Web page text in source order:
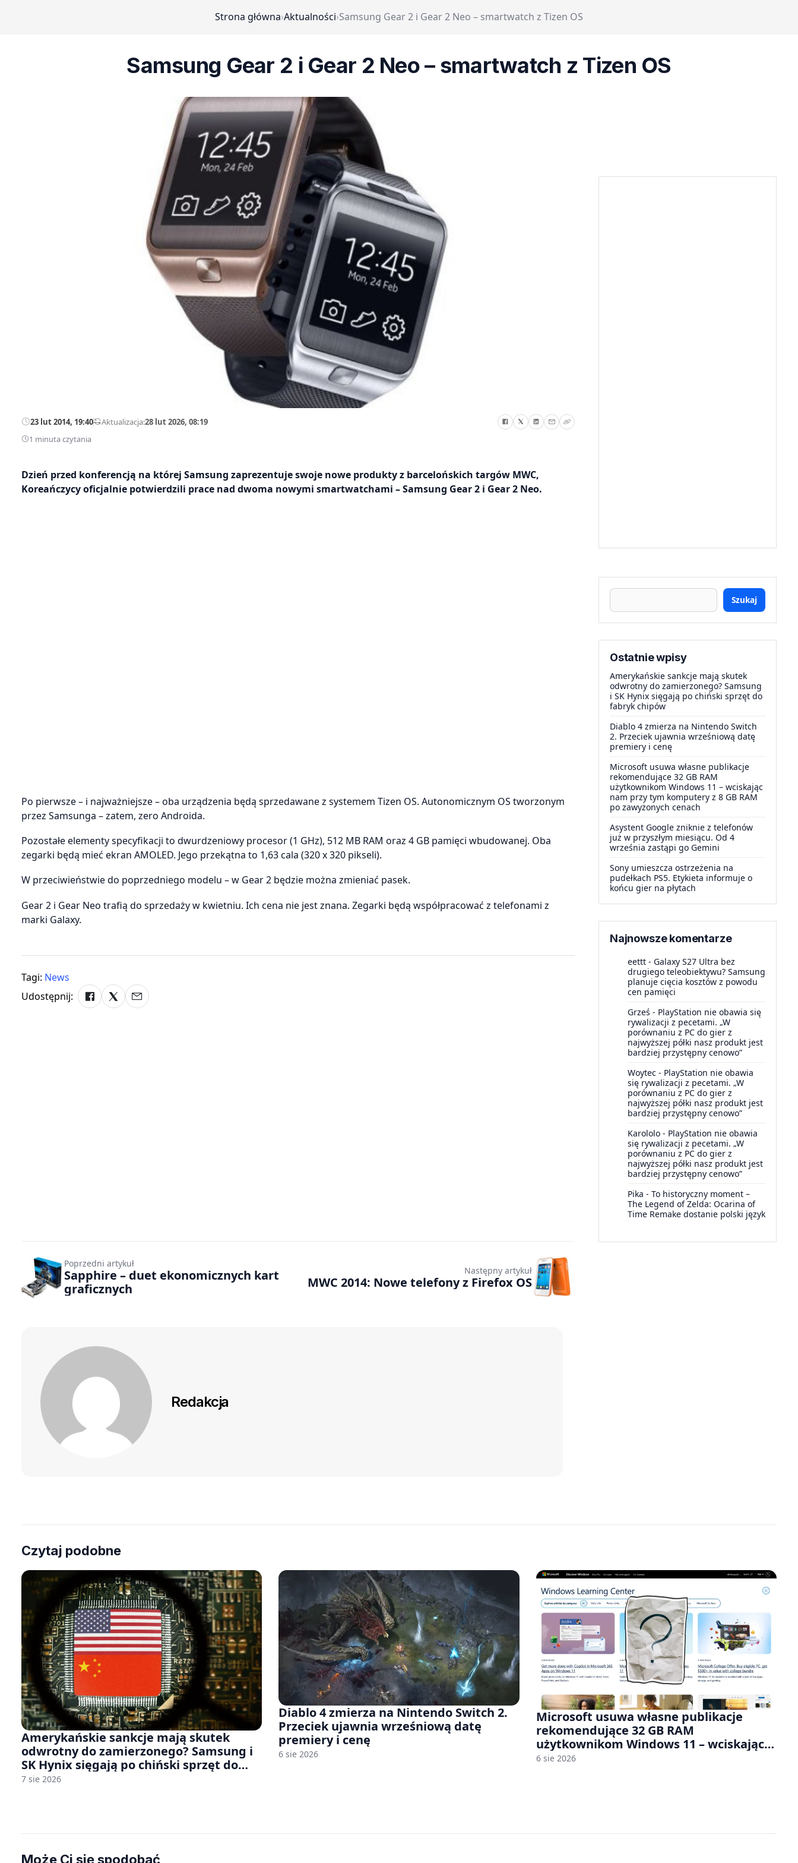
Strona główna›Aktualności›Samsung Gear 2 i Gear 2 Neo – smartwatch z Tizen OS
Samsung Gear 2 i Gear 2 Neo – smartwatch z Tizen OS
23 lut 2014, 19:40—Aktualizacja:28 lut 2026, 08:19
1 minuta czytania
Dzień przed konferencją na której Samsung zaprezentuje swoje nowe produkty z barcelońskich targów MWC,
Koreańczycy oficjalnie potwierdzili prace nad dwoma nowymi smartwatchami – Samsung Gear 2 i Gear 2 Neo.
Po pierwsze – i najważniejsze – oba urządzenia będą sprzedawane z systemem Tizen OS. Autonomicznym OS tworzonym
przez Samsunga – zatem, zero Androida.
Pozostałe elementy specyfikacji to dwurdzeniowy procesor (1 GHz), 512 MB RAM oraz 4 GB pamięci wbudowanej. Oba
zegarki będą mieć ekran AMOLED. Jego przekątna to 1,63 cala (320 x 320 pikseli).
W przeciwieństwie do poprzedniego modelu – w Gear 2 będzie można zmieniać pasek.
Gear 2 i Gear Neo trafią do sprzedaży w kwietniu. Ich cena nie jest znana. Zegarki będą współpracować z telefonami z
marki Galaxy.
Tagi: News
Udostępnij:
Szukaj
Ostatnie wpisy
Amerykańskie sankcje mają skutek
odwrotny do zamierzonego? Samsung
i SK Hynix sięgają po chiński sprzęt do
fabryk chipów
Diablo 4 zmierza na Nintendo Switch
2. Przeciek ujawnia wrześniową datę
premiery i cenę
Microsoft usuwa własne publikacje
rekomendujące 32 GB RAM
użytkownikom Windows 11 – wciskając
nam przy tym komputery z 8 GB RAM
po zawyżonych cenach
Asystent Google zniknie z telefonów
już w przyszłym miesiącu. Od 4
września zastąpi go Gemini
Sony umieszcza ostrzeżenia na
pudełkach PS5. Etykieta informuje o
końcu gier na płytach
Najnowsze komentarze
eettt - Galaxy S27 Ultra bez
drugiego teleobiektywu? Samsung
planuje cięcia kosztów z powodu
cen pamięci
Grześ - PlayStation nie obawia się
rywalizacji z pecetami. „W
porównaniu z PC do gier z
najwyższej półki nasz produkt jest
bardziej przystępny cenowo”
Woytec - PlayStation nie obawia
się rywalizacji z pecetami. „W
porównaniu z PC do gier z
najwyższej półki nasz produkt jest
bardziej przystępny cenowo”
Karololo - PlayStation nie obawia
się rywalizacji z pecetami. „W
porównaniu z PC do gier z
najwyższej półki nasz produkt jest
bardziej przystępny cenowo”
Pika - To historyczny moment –
The Legend of Zelda: Ocarina of
Time Remake dostanie polski język
Poprzedni artykuł
Sapphire – duet ekonomicznych kart
graficznych
Następny artykuł
MWC 2014: Nowe telefony z Firefox OS
Redakcja
Czytaj podobne
Amerykańskie sankcje mają skutek
odwrotny do zamierzonego? Samsung i
SK Hynix sięgają po chiński sprzęt do
fabryk chipów
7 sie 2026
Diablo 4 zmierza na Nintendo Switch 2.
Przeciek ujawnia wrześniową datę
premiery i cenę
6 sie 2026
Microsoft usuwa własne publikacje
rekomendujące 32 GB RAM
użytkownikom Windows 11 – wciskając
nam przy tym komputery z 8 GB RAM po
6 sie 2026
Może Ci się spodobać